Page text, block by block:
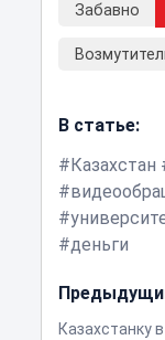
Забавно
В статье:
Казахстан
деньги
Казахстанку